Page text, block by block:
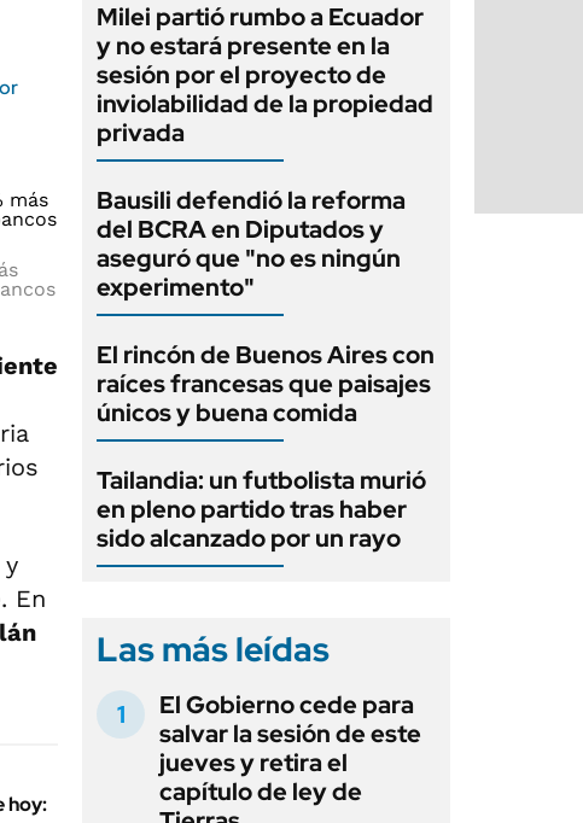
. En
hoy:
Milei partió rumbo a Ecuador
y no estará presente en la
sesión por el proyecto de
inviolabilidad de la propiedad
privada
Bausili defendió la reforma
del BCRA en Diputados y
aseguró que "no es ningún
experimento"
El rincón de Buenos Aires con
raíces francesas que paisajes
únicos y buena comida
Tailandia: un futbolista murió
en pleno partido tras haber
sido alcanzado por un rayo
Las más leídas
El Gobierno cede para
salvar la sesión de este
jueves y retira el
capítulo de ley de